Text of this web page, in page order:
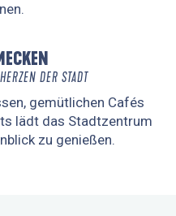
DER STADT
gemütlichen Cafés
lädt das Stadtzentrum
zu genießen.